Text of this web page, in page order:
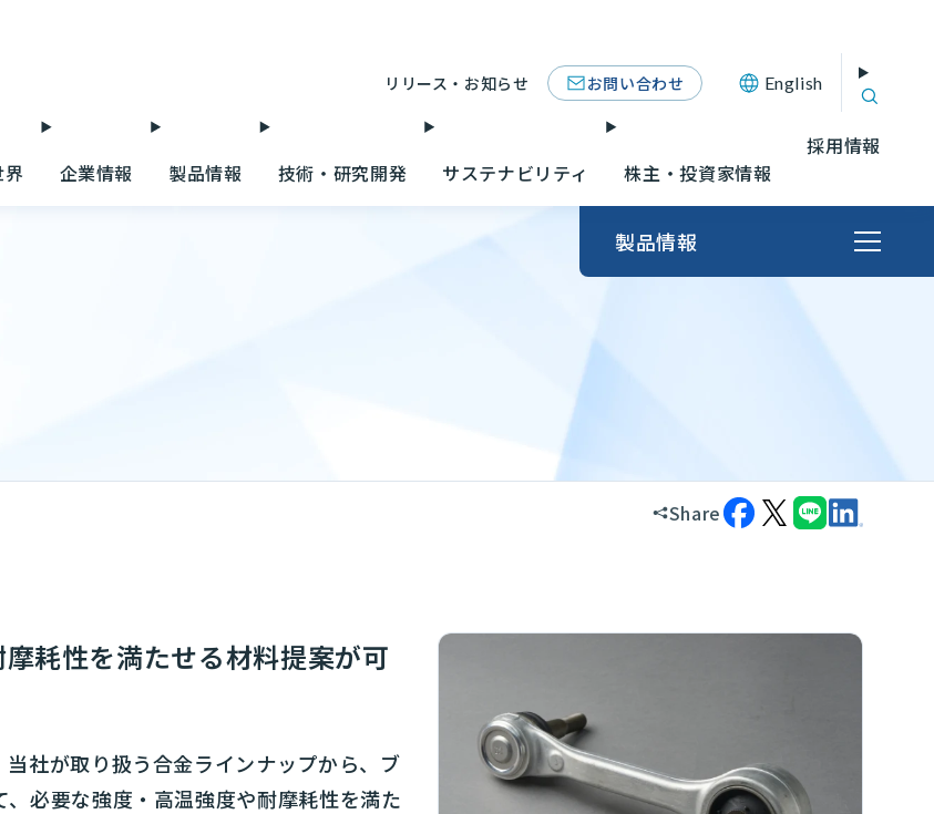
リリース・お知らせ お問い合わせ English
企業情報 製品情報 技術・研究開発 サステナビリティ 株主・投資家情報
採用情報
製品情報
Share
耗性を満たせる材料提案が可
社が取り扱う合金ラインナップから、ブ
必要な強度・高温強度や耐摩耗性を満た